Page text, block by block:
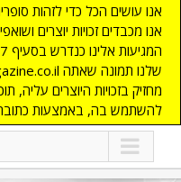
אנו עושים הכל כדי לזהות
אנו מכבדים זכויות יוצרים
מחזיק בזכויות היוצרים עליה,
להשתמש בה, באמצעות כתובת